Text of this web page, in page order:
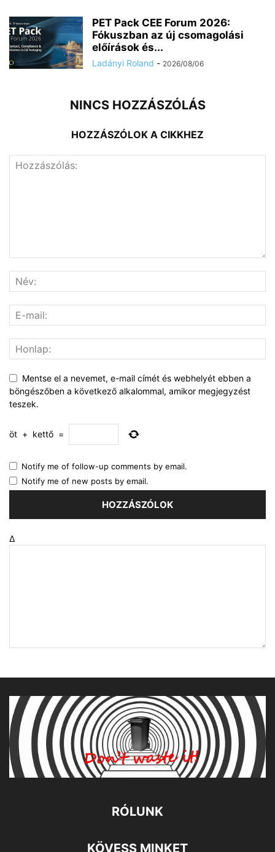
PET Pack CEE Forum 2026:
Fókuszban az új csomagolási
előírások és...
Ladányi Roland - 2026/08/06
NINCS HOZZÁSZÓLÁS
HOZZÁSZÓLOK A CIKKHEZ
Mentse el a nevemet, e-mail címét és webhelyét ebben a
böngészőben a következő alkalommal, amikor megjegyzést
teszek.
öt + kettő =
Notify me of follow-up comments by email.
Notify me of new posts by email.
Δ
RÓLUNK
KÖVESS MINKET